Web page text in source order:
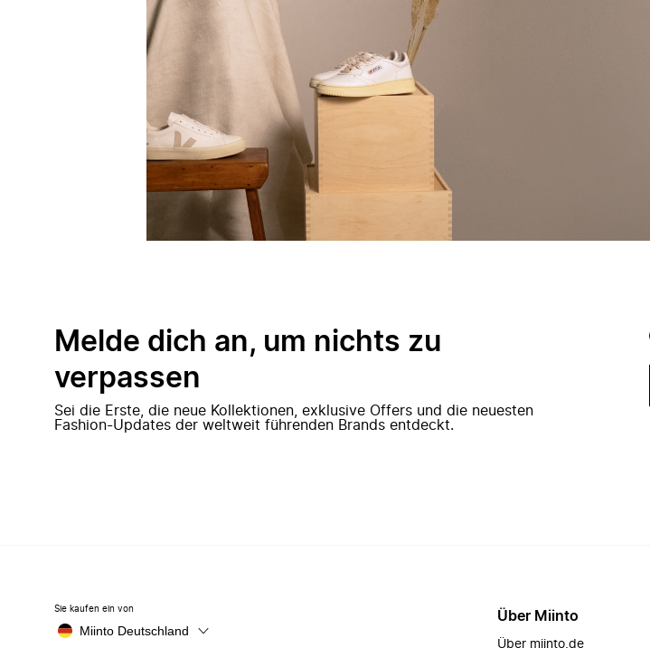
Melde dich an, um nichts zu
verpassen
Sei die Erste, die neue Kollektionen, exklusive Offers und die neuesten
Fashion-Updates der weltweit führenden Brands entdeckt.
Sie kaufen ein von
Miinto Deutschland
Über Miinto
Über miinto.de